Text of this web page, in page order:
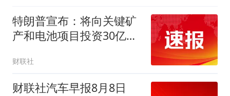
特朗普宣布：将向关键矿
产和电池项目投资30亿美
财联社
财联社汽车早报8月8日